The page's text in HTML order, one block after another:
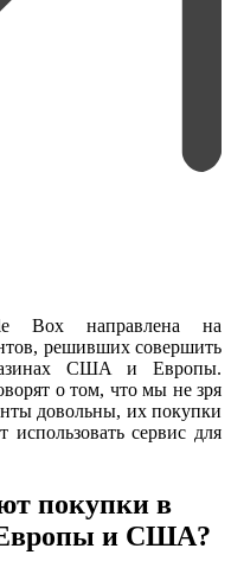
Box направлена на
решивших совершить
США и Европы.
о том, что мы не зря
довольны, их покупки
сервис для
покупки в
Европы и США?